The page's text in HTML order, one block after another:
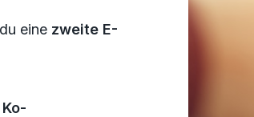
eine zweite E-